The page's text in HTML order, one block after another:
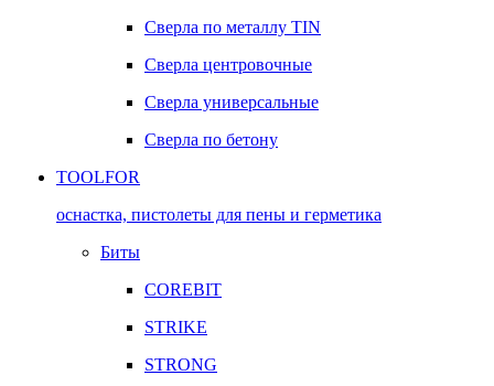
Сверла по металлу TIN
Сверла центровочные
Сверла универсальные
Сверла по бетону
TOOLFOR
оснастка, пистолеты для пены и герметика
Биты
COREBIT
STRIKE
STRONG